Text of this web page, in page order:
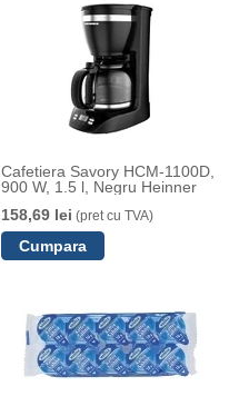
Cafetiera Savory HCM-1100D,
900 W, 1.5 l, Negru Heinner
158,69 lei (pret cu TVA)